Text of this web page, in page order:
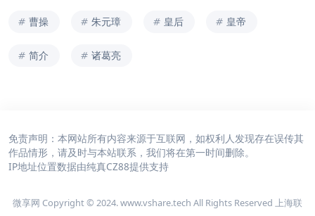
曹操 朱元璋 皇后 皇帝
简介 诸葛亮
免责声明：本网站所有内容来源于互联网，如权利人发现存在误传其
作品情形，请及时与本站联系，我们将在第一时间删除。
IP地址位置数据由纯真CZ88提供支持
微享网 Copyright © 2024. www.vshare.tech All Rights Reserved 上海联